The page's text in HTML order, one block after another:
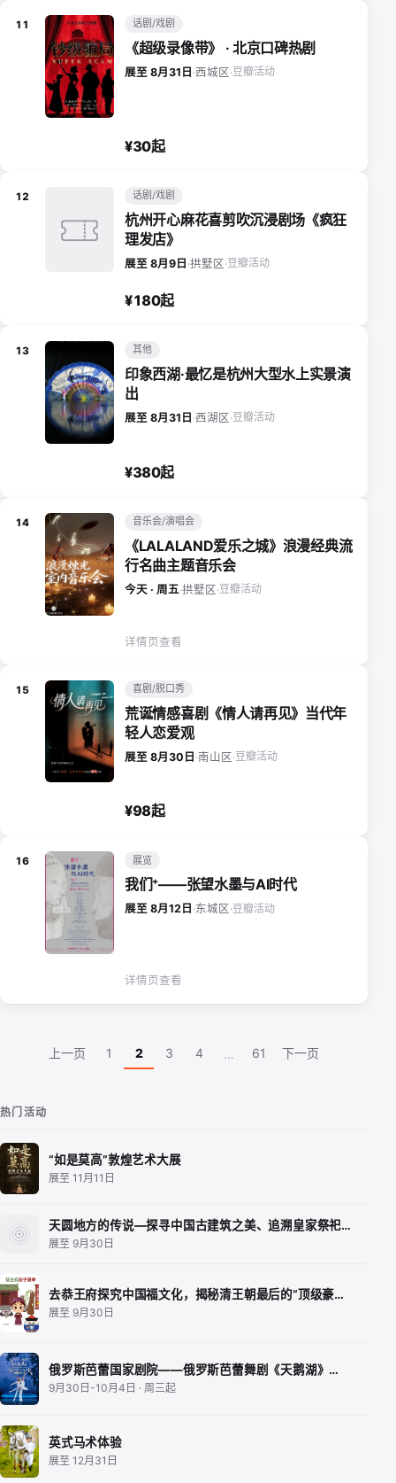
11 话剧/戏剧
《超级录像带》 · 北京口碑热剧
展至 8月31日 ·西城区·豆瓣活动
¥30起
12 话剧/戏剧
杭州开心麻花喜剪吹沉浸剧场《疯狂
理发店》
展至 8月9日 ·拱墅区·豆瓣活动
¥180起
13 其他
印象西湖·最忆是杭州大型水上实景演
出
展至 8月31日 ·西湖区·豆瓣活动
¥380起
14 音乐会/演唱会
《LALALAND爱乐之城》浪漫经典流
行名曲主题音乐会
今天 · 周五·拱墅区·豆瓣活动
详情页查看
15 喜剧/脱口秀
荒诞情感喜剧《情人请再见》当代年
轻人恋爱观
展至 8月30日 ·南山区·豆瓣活动
¥98起
16 展览
我们⁺——张望水墨与AI时代
展至 8月12日 ·东城区·豆瓣活动
详情页查看
上一页 1 2 3 4 … 61 下一页
热门活动
“如是莫高”敦煌艺术大展
展至 11月11日
天圆地方的传说—探寻中国古建筑之美、追溯皇家祭祀…
展至 9月30日
去恭王府探究中国福文化，揭秘清王朝最后的“顶级豪…
展至 9月30日
俄罗斯芭蕾国家剧院——俄罗斯芭蕾舞剧《天鹅湖》…
9月30日-10月4日 · 周三起
英式马术体验
展至 12月31日